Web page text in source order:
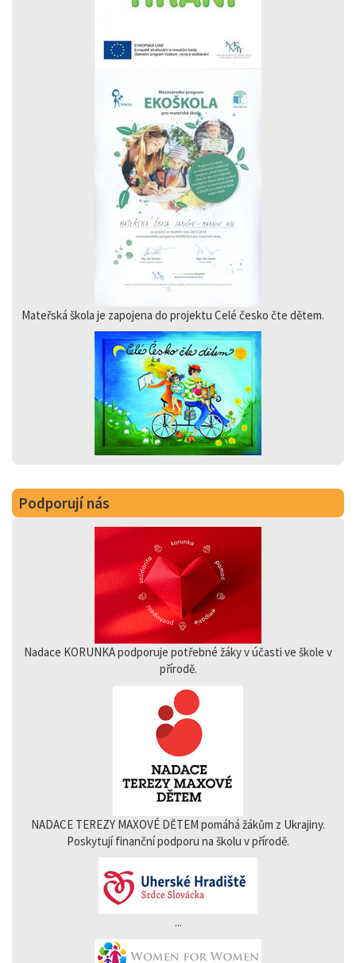
Mateřská škola je zapojena do projektu Celé česko čte dětem.
Podporují nás
Nadace KORUNKA podporuje potřebné žáky v účasti ve škole v
přírodě.
NADACE TEREZY MAXOVÉ DĚTEM pomáhá žákům z Ukrajiny.
Poskytují finanční podporu na školu v přírodě.
...